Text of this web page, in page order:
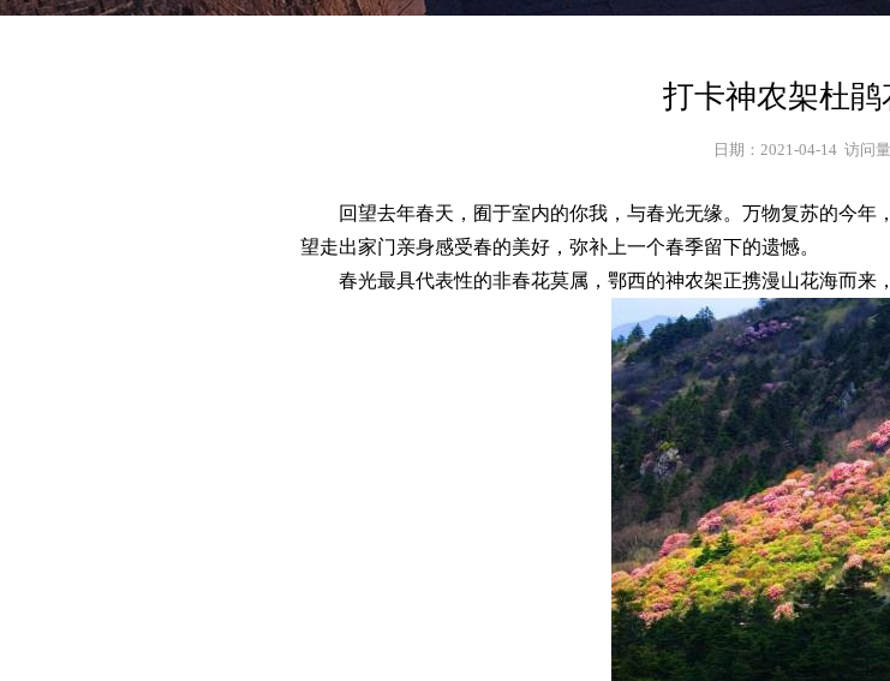
打卡神农架杜
日期：2021-04-14  访问
回望去年春天，囿于室内的你我，与春光无缘。万物复苏的今
望走出家门亲身感受春的美好，弥补上一个春季留下的遗憾。
春光最具代表性的非春花莫属，鄂西的神农架正携漫山花海而来